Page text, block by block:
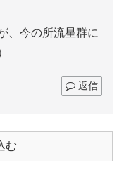
、今の所流星群に
返信
む